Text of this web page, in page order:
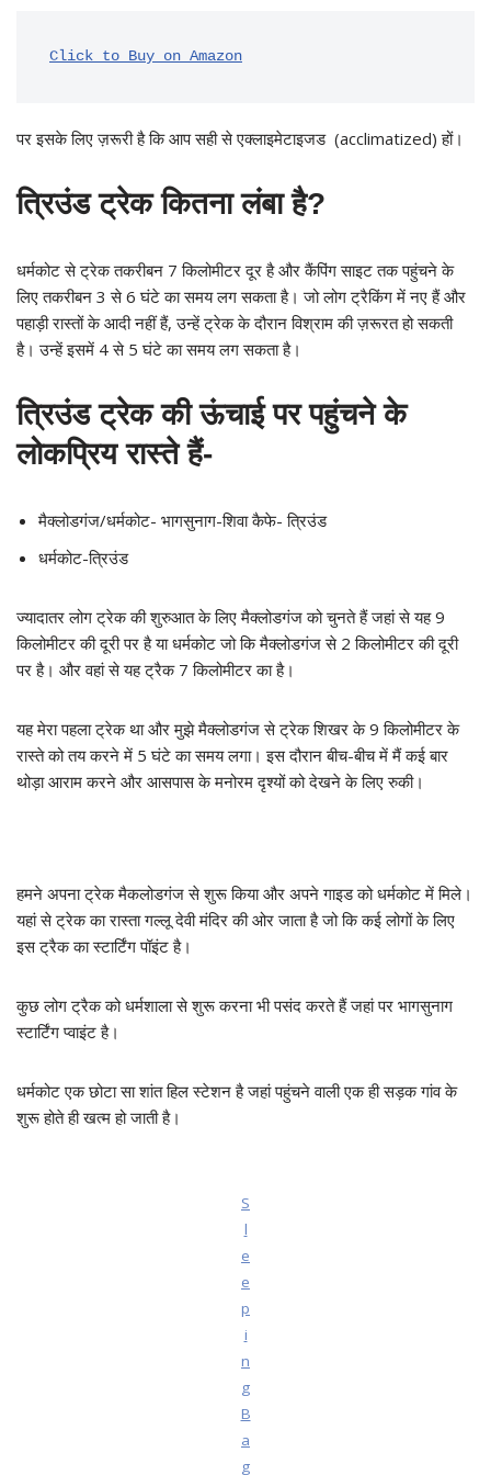
Click to Buy on Amazon
पर इसके लिए ज़रूरी है कि आप सही से एक्लाइमेटाइजड (acclimatized) हों।
त्रिउंड ट्रेक कितना लंबा है?
धर्मकोट से ट्रेक तकरीबन 7 किलोमीटर दूर है और कैंपिंग साइट तक पहुंचने के
लिए तकरीबन 3 से 6 घंटे का समय लग सकता है। जो लोग ट्रैकिंग में नए हैं और
पहाड़ी रास्तों के आदी नहीं हैं, उन्हें ट्रेक के दौरान विश्राम की ज़रूरत हो सकती
है। उन्हें इसमें 4 से 5 घंटे का समय लग सकता है।
त्रिउंड ट्रेक की ऊंचाई पर पहुंचने के
लोकप्रिय रास्ते हैं-
मैक्लोडगंज/धर्मकोट- भागसुनाग-शिवा कैफे- त्रिउंड
धर्मकोट-त्रिउंड
ज्यादातर लोग ट्रेक की शुरुआत के लिए मैक्लोडगंज को चुनते हैं जहां से यह 9
किलोमीटर की दूरी पर है या धर्मकोट जो कि मैक्लोडगंज से 2 किलोमीटर की दूरी
पर है। और वहां से यह ट्रैक 7 किलोमीटर का है।
यह मेरा पहला ट्रेक था और मुझे मैक्लोडगंज से ट्रेक शिखर के 9 किलोमीटर के
रास्ते को तय करने में 5 घंटे का समय लगा। इस दौरान बीच-बीच में मैं कई बार
थोड़ा आराम करने और आसपास के मनोरम दृश्यों को देखने के लिए रुकी।
हमने अपना ट्रेक मैकलोडगंज से शुरू किया और अपने गाइड को धर्मकोट में मिले।
यहां से ट्रेक का रास्ता गल्लू देवी मंदिर की ओर जाता है जो कि कई लोगों के लिए
इस ट्रैक का स्टार्टिंग पॉइंट है।
कुछ लोग ट्रैक को धर्मशाला से शुरू करना भी पसंद करते हैं जहां पर भागसुनाग
स्टार्टिंग प्वाइंट है।
धर्मकोट एक छोटा सा शांत हिल स्टेशन है जहां पहुंचने वाली एक ही सड़क गांव के
शुरू होते ही खत्म हो जाती है।
S
l
e
e
p
i
n
g
B
a
g